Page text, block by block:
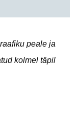
peale ja
kolmel täpil